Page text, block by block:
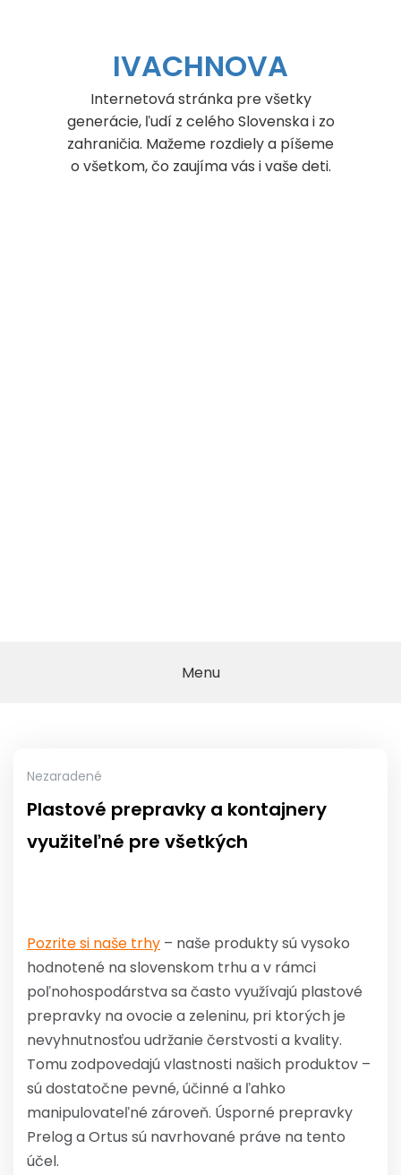
IVACHNOVA
Internetová stránka pre všetky
generácie, ľudí z celého Slovenska i zo
zahraničia. Mažeme rozdiely a píšeme
o všetkom, čo zaujíma vás i vaše deti.
Menu
Nezaradené
Plastové prepravky a kontajnery
využiteľné pre všetkých
Pozrite si naše trhy – naše produkty sú vysoko
hodnotené na slovenskom trhu a v rámci
poľnohospodárstva sa často využívajú plastové
prepravky na ovocie a zeleninu, pri ktorých je
nevyhnutnosťou udržanie čerstvosti a kvality.
Tomu zodpovedajú vlastnosti našich produktov –
sú dostatočne pevné, účinné a ľahko
manipulovateľné zároveň. Úsporné prepravky
Prelog a Ortus sú navrhované práve na tento
účel.